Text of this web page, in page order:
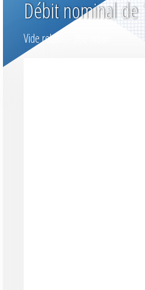
Débit nominal de
Vide relatif : -980 mbar